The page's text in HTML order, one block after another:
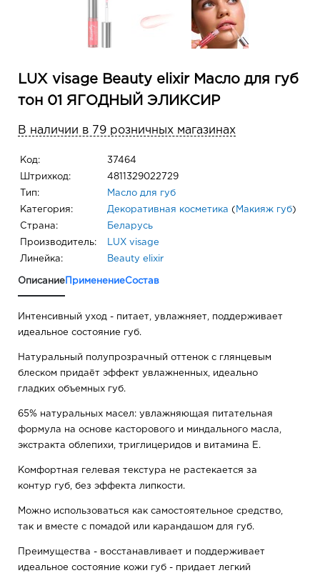
LUX visage Beauty elixir Масло для губ
тон 01 ЯГОДНЫЙ ЭЛИКСИР
В наличии в 79 розничных магазинах
Код: 37464
Штрихкод: 4811329022729
Тип: Масло для губ
Категория: Декоративная косметика ( Макияж губ)
Страна: Беларусь
Производитель: LUX visage
Линейка: Beauty elixir
Описание ПрименениеСостав
Интенсивный уход - питает, увлажняет, поддерживает
идеальное состояние губ.
Натуральный полупрозрачный оттенок с глянцевым
блеском придаёт эффект увлажненных, идеально
гладких объемных губ.
65% натуральных масел: увлажняющая питательная
формула на основе касторового и миндального масла,
экстракта облепихи, триглицеридов и витамина Е.
Комфортная гелевая текстура не растекается за
контур губ, без эффекта липкости.
Можно использоваться как самостоятельное средство,
так и вместе с помадой или карандашом для губ.
Преимущества - восстанавливает и поддерживает
идеальное состояние кожи губ - придает легкий